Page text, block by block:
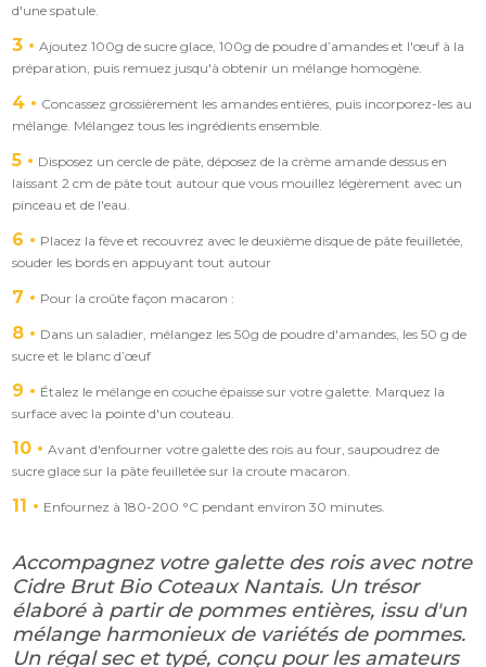
d'une spatule.
3
Ajoutez 100g de sucre glace, 100g de poudre d’amandes et l'œuf à la
préparation, puis remuez jusqu'à obtenir un mélange homogène.
4
Concassez grossièrement les amandes entières, puis incorporez-les au
mélange. Mélangez tous les ingrédients ensemble.
5
Disposez un cercle de pâte, déposez de la crème amande dessus en
laissant 2 cm de pâte tout autour que vous mouillez légèrement avec un
pinceau et de l'eau.
6
Placez la fève et recouvrez avec le deuxième disque de pâte feuilletée,
souder les bords en appuyant tout autour
7 Pour la croûte façon macaron :
8
Dans un saladier, mélangez les 50g de poudre d'amandes, les 50 g de
sucre et le blanc d’œuf
9
Étalez le mélange en couche épaisse sur votre galette. Marquez la
surface avec la pointe d'un couteau.
10
Avant d'enfourner votre galette des rois au four, saupoudrez de
sucre glace sur la pâte feuilletée sur la croute macaron.
11 Enfournez à 180-200 °C pendant environ 30 minutes.
Accompagnez votre galette des rois avec notre
Cidre Brut Bio Coteaux Nantais. Un trésor
élaboré à partir de pommes entières, issu d'un
mélange harmonieux de variétés de pommes.
Un régal sec et typé, conçu pour les amateurs